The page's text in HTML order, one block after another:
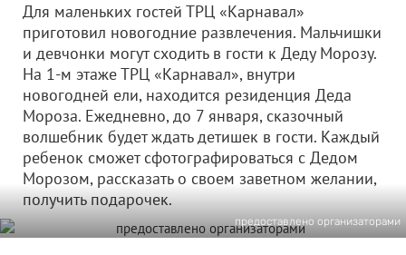
Для маленьких гостей ТРЦ «Карнавал»
приготовил новогодние развлечения. Мальчишки
и девчонки могут сходить в гости к Деду Морозу.
На 1-м этаже ТРЦ «Карнавал», внутри
новогодней ели, находится резиденция Деда
Мороза. Ежедневно, до 7 января, сказочный
волшебник будет ждать детишек в гости. Каждый
ребенок сможет сфотографироваться с Дедом
Морозом, рассказать о своем заветном желании,
получить подарочек.
предоставлено организаторами